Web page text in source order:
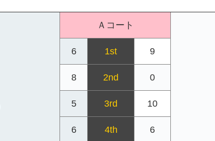
Ａコート
6
1st 9
8 2nd 0
5 3rd 10
6 4th 6